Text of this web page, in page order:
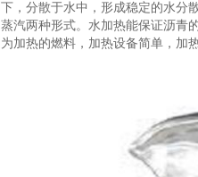
下，分散于水中，形成稳定的水分
蒸汽两种形式。水加热能保证沥青
为加热的燃料，加热设备简单，加